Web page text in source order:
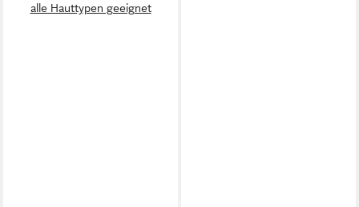
alle Hauttypen geeignet